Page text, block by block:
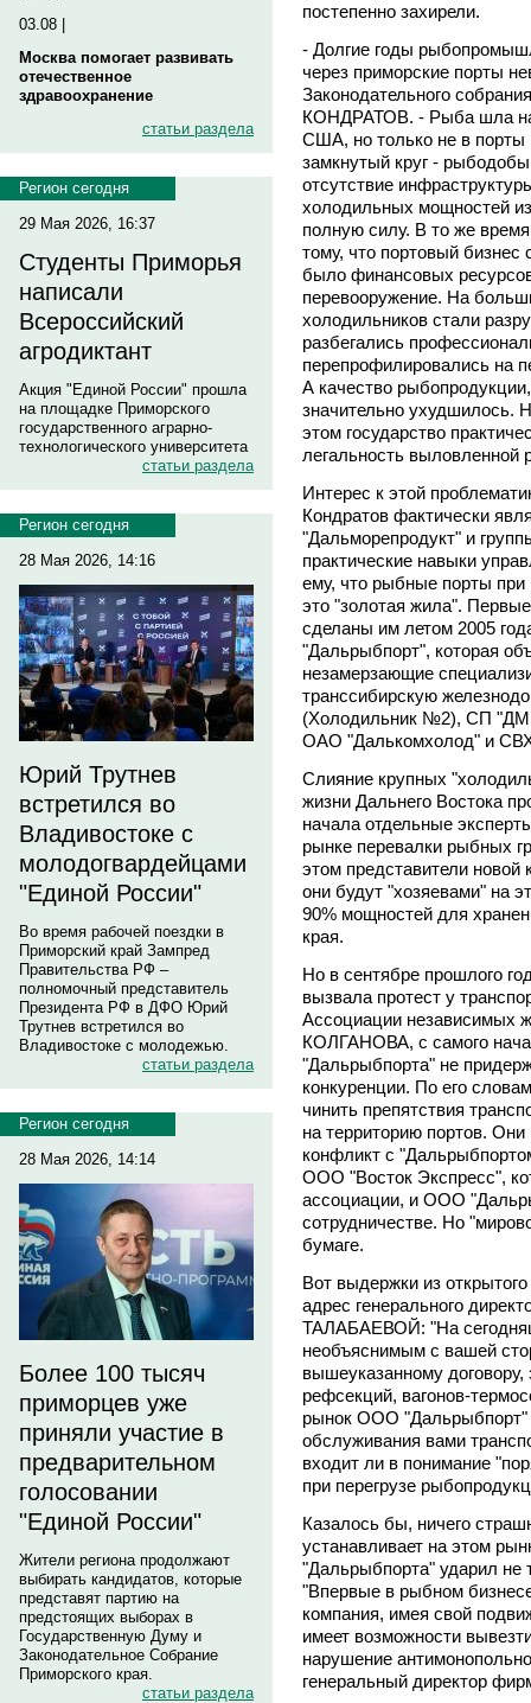
03.08 |
Москва помогает развивать
отечественное
здравоохранение
статьи раздела
Регион сегодня
29 Мая 2026, 16:37
Студенты Приморья
написали
Всероссийский
агродиктант
Акция "Единой России" прошла
на площадке Приморского
государственного аграрно-
технологического университета
статьи раздела
Регион сегодня
28 Мая 2026, 14:16
Юрий Трутнев
встретился во
Владивостоке с
молодогвардейцами
"Единой России"
Во время рабочей поездки в
Приморский край Зампред
Правительства РФ –
полномочный представитель
Президента РФ в ДФО Юрий
Трутнев встретился во
Владивостоке с молодежью.
статьи раздела
Регион сегодня
28 Мая 2026, 14:14
Более 100 тысяч
приморцев уже
приняли участие в
предварительном
голосовании
"Единой России"
Жители региона продолжают
выбирать кандидатов, которые
представят партию на
предстоящих выборах в
Государственную Думу и
Законодательное Собрание
Приморского края.
статьи раздела
постепенно захирели.
- Долгие годы
через приморские порты
Законодательного
КОНДРАТОВ. - Рыба шла на
США, но только не в порты
замкнутый круг -
отсутствие
холодильных мощностей
полную силу. В то же время
тому, что портовый
было финансовых
перевооружение. На
холодильников стали
разбегались
перепрофилировались на
А качество
значительно ухудшилось.
этом государство
легальность выловленной
Интерес к этой
Кондратов фактически
"Дальморепродукт" и
практические навыки
ему, что рыбные порты при
это "золотая жила".
сделаны им летом 2005
"Дальрыбпорт", которая
незамерзающие
транссибирскую
(Холодильник №2), СП
ОАО "Далькомхолод" и
Слияние крупных
жизни Дальнего Востока
начала отдельные
рынке перевалки рыбных
этом представители
они будут "хозяевами" на
90% мощностей для
края.
Но в сентябре прошлого
вызвала протест у
Ассоциации независимых
КОЛГАНОВА, с самого
"Дальрыбпорта" не
конкуренции. По его
чинить препятствия
на территорию портов.
конфликт с
ООО "Восток Экспресс",
ассоциации, и ООО
сотрудничестве. Но
бумаге.
Вот выдержки из
адрес генерального
ТАЛАБАЕВОЙ: "На
необъяснимым с вашей
вышеуказанному договору,
рефсекций, вагонов-
рынок ООО "Дальрыбпорт"
обслуживания вами
входит ли в понимание
при перегрузе
Казалось бы, ничего
устанавливает на этом
"Дальрыбпорта" ударил не
"Впервые в рыбном
компания, имея свой
имеет возможности
нарушение
генеральный директор